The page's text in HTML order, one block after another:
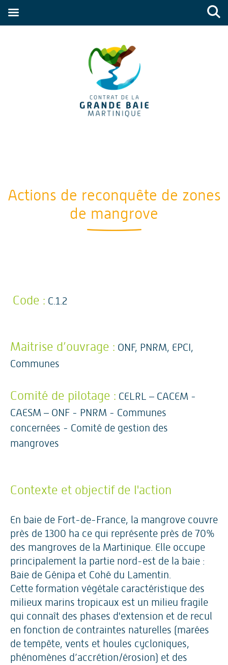
Actions de reconquête de zones
de mangrove
Code : C.1.2
Maitrise d’ouvrage : ONF, PNRM, EPCI,
Communes
Comité de pilotage : CELRL – CACEM -
CAESM – ONF - PNRM - Communes
concernées - Comité de gestion des
mangroves
Contexte et objectif de l'action
En baie de Fort-de-France, la mangrove couvre
près de 1300 ha ce qui représente près de 70%
des mangroves de la Martinique. Elle occupe
principalement la partie nord-est de la baie :
Baie de Génipa et Cohé du Lamentin.
Cette formation végétale caractéristique des
milieux marins tropicaux est un milieu fragile
qui connaît des phases d'extension et de recul
en fonction de contraintes naturelles (marées
de tempête, vents et houles cycloniques,
phénomènes d’accrétion/érosion) et des